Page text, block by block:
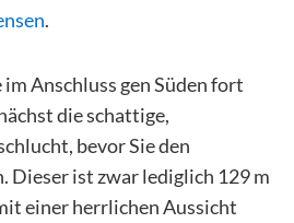
.
im Anschluss gen Süden fort
die schattige,
bevor Sie den
Dieser ist zwar lediglich 129 m
einer herrlichen Aussicht